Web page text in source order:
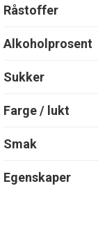
Råstoffer
Alkoholprosent
Sukker
Farge / lukt
Smak
Egenskaper